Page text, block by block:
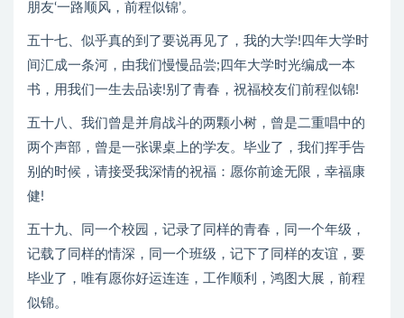
朋友‘一路顺风，前程似锦’。
五十七、似乎真的到了要说再见了，我的大学!四年大学时
间汇成一条河，由我们慢慢品尝;四年大学时光编成一本
书，用我们一生去品读!别了青春，祝福校友们前程似锦!
五十八、我们曾是并肩战斗的两颗小树，曾是二重唱中的
两个声部，曾是一张课桌上的学友。毕业了，我们挥手告
别的时候，请接受我深情的祝福：愿你前途无限，幸福康
健!
五十九、同一个校园，记录了同样的青春，同一个年级，
记载了同样的情深，同一个班级，记下了同样的友谊，要
毕业了，唯有愿你好运连连，工作顺利，鸿图大展，前程
似锦。